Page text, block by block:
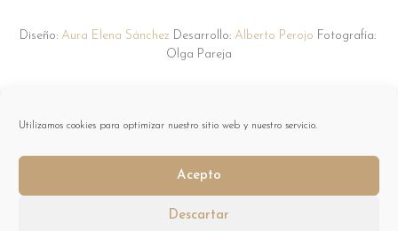
Utilizamos cookies para optimizar nuestro sitio web y nuestro servicio.
Acepto
Descartar
Diseño: Aura Elena Sánchez Desarrollo: Alberto Perojo Fotografía:
Olga Pareja
Levanta el Vuelo
Reinvéntate a ti misma
© 2026